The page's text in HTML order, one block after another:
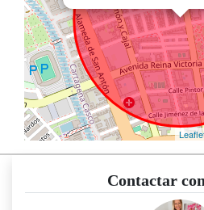
Contactar